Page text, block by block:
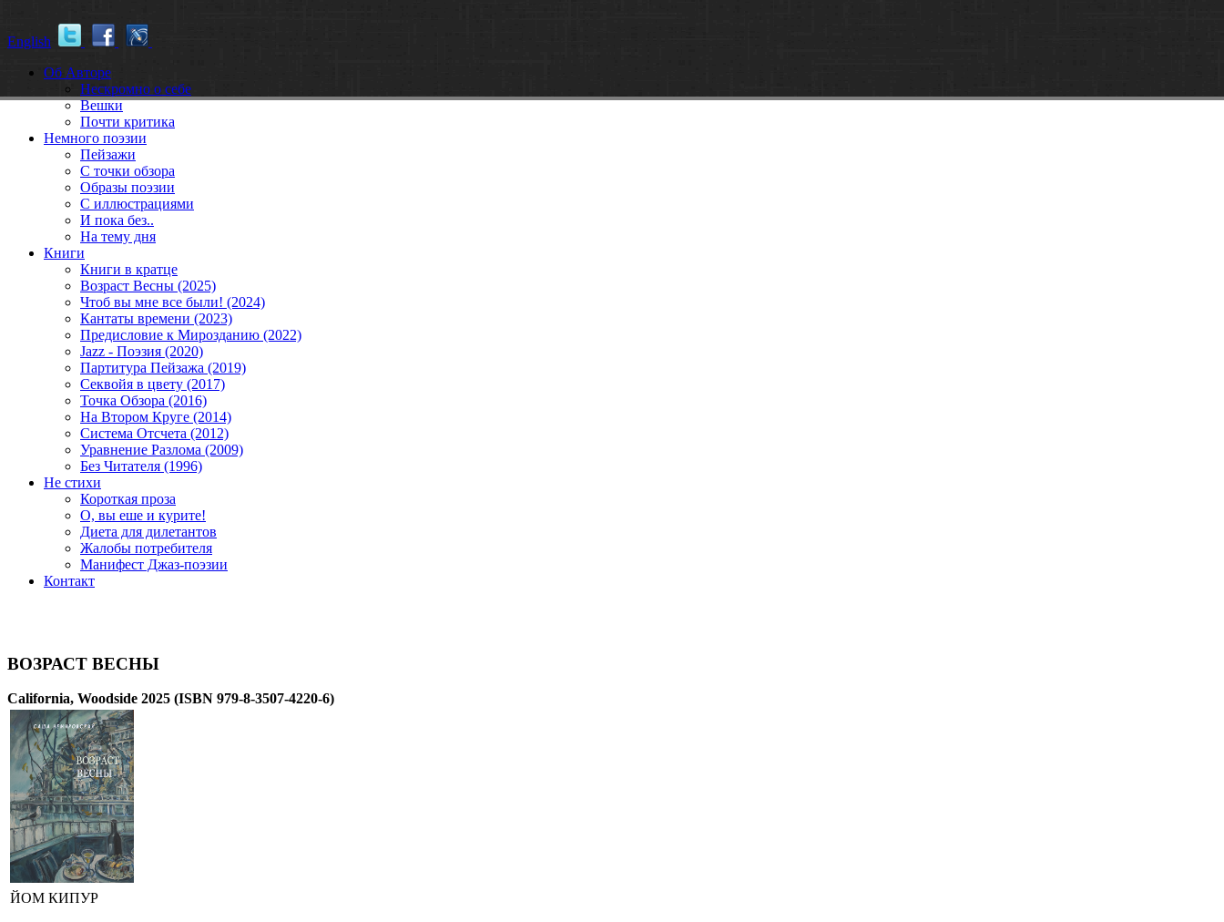
English
Об Авторе
Нескромно о себе
Вешки
Почти критика
Немного поэзии
Пейзажи
С точки обзора
Образы поэзии
С иллюстрациями
И пока без..
На тему дня
Книги
Книги в кратце
Возраст Весны (2025)
Чтоб вы мне все были! (2024)
Кантаты времени (2023)
Предисловие к Мирозданию (2022)
Jazz - Поэзия (2020)
Партитура Пейзажа (2019)
Секвойя в цвету (2017)
Точка Обзора (2016)
На Втором Круге (2014)
Система Отсчета (2012)
Уравнение Разлома (2009)
Без Читателя (1996)
Не стихи
Короткая проза
O, вы еше и курите!
Диета для дилетантов
Жалобы потребителя
Манифест Джаз-поэзии
Контакт
ВОЗРАСТ ВЕСНЫ
California, Woodside 2025 (ISBN 979-8-3507-4220-6)
ЙОМ КИПУР